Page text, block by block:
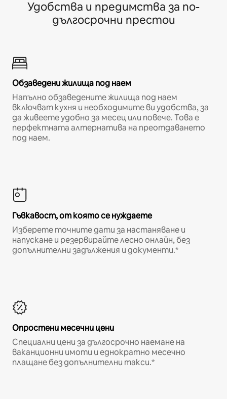
Удобства и предимства за по-
дългосрочни престои
Обзаведени жилища под наем
Напълно обзаведените жилища под наем
включват кухня и необходимите ви удобства, за
да живеете удобно за месец или повече. Това е
перфектната алтернатива на преотдаването
под наем.
Гъвкавост, от която се нуждаете
Изберете точните дати за настаняване и
напускане и резервирайте лесно онлайн, без
допълнителни задължения и документи.*
Опростени месечни цени
Специални цени за дългосрочно наемане на
ваканционни имоти и еднократно месечно
плащане без допълнителни такси.*